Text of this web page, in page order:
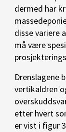
dermed har
disse variere
må være
Drenslagene
vertikaldren
etter hvert
er vist i figur